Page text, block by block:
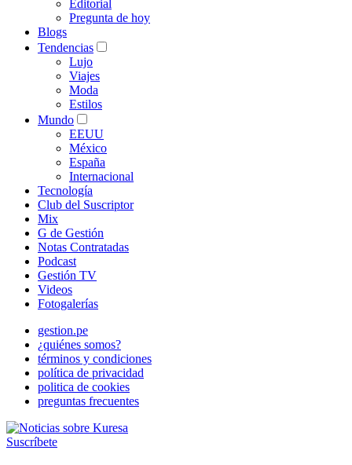
Editorial
Pregunta de hoy
Blogs
Tendencias
Lujo
Viajes
Moda
Estilos
Mundo
EEUU
México
España
Internacional
Tecnología
Club del Suscriptor
Mix
G de Gestión
Notas Contratadas
Podcast
Gestión TV
Videos
Fotogalerías
gestion.pe
¿quiénes somos?
términos y condiciones
política de privacidad
politica de cookies
preguntas frecuentes
Suscríbete